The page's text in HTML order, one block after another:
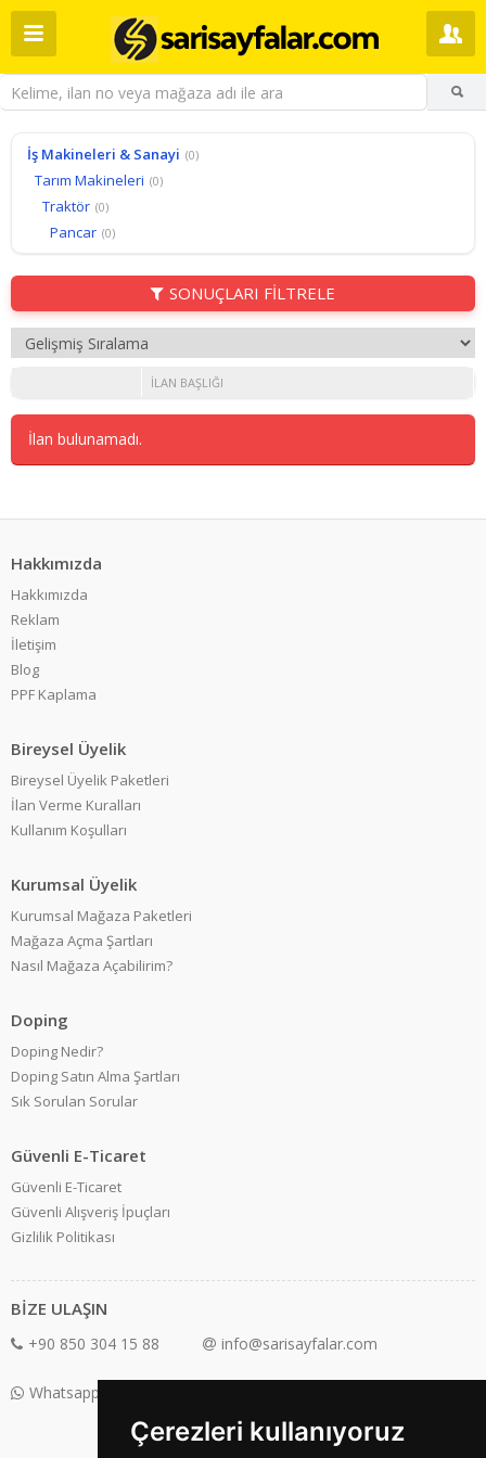
Çerezleri kullanıyoruz
İş Makineleri & Sanayi (0)
Tarım Makineleri (0)
Traktör (0)
Pancar (0)
SONUÇLARI FİLTRELE
İLAN BAŞLIĞI
İlan bulunamadı.
Hakkımızda
Hakkımızda
Reklam
İletişim
Blog
PPF Kaplama
Bireysel Üyelik
Bireysel Üyelik Paketleri
İlan Verme Kuralları
Kullanım Koşulları
Kurumsal Üyelik
Kurumsal Mağaza Paketleri
Mağaza Açma Şartları
Nasıl Mağaza Açabilirim?
Doping
Doping Nedir?
Doping Satın Alma Şartları
Sık Sorulan Sorular
Güvenli E-Ticaret
Güvenli E-Ticaret
Güvenli Alışveriş İpuçları
Gizlilik Politikası
BİZE ULAŞIN
+90 850 304 15 88 info@sarisayfalar.com
Whatsapp Destek: +90 850 304 15 88